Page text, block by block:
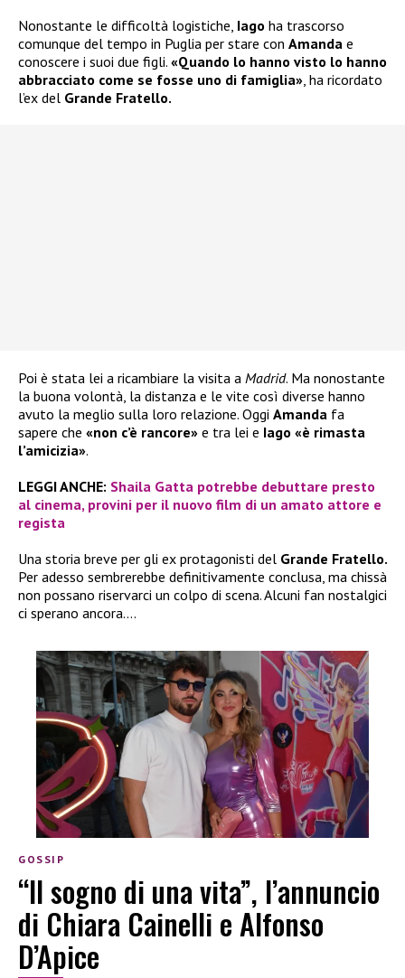
Nonostante le difficoltà logistiche, Iago ha trascorso
comunque del tempo in Puglia per stare con Amanda e
conoscere i suoi due figli. «Quando lo hanno visto lo hanno
abbracciato come se fosse uno di famiglia», ha ricordato
l’ex del Grande Fratello.
Poi è stata lei a ricambiare la visita a Madrid. Ma nonostante
la buona volontà, la distanza e le vite così diverse hanno
avuto la meglio sulla loro relazione. Oggi Amanda fa
sapere che «non c’è rancore» e tra lei e Iago «è rimasta
l’amicizia».
LEGGI ANCHE: Shaila Gatta potrebbe debuttare presto
al cinema, provini per il nuovo film di un amato attore e
regista
Una storia breve per gli ex protagonisti del Grande Fratello.
Per adesso sembrerebbe definitivamente conclusa, ma chissà
non possano riservarci un colpo di scena. Alcuni fan nostalgici
ci sperano ancora….
GOSSIP
“Il sogno di una vita”, l’annuncio
di Chiara Cainelli e Alfonso
D’Apice